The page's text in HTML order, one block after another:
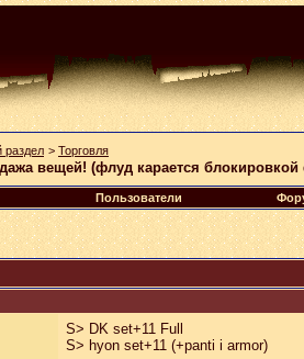
раздел > Торговля
вещей! (флуд карается блокировкой
Пользователи
S> DK set+11 Full
S> hyon set+11 (+panti i armor)